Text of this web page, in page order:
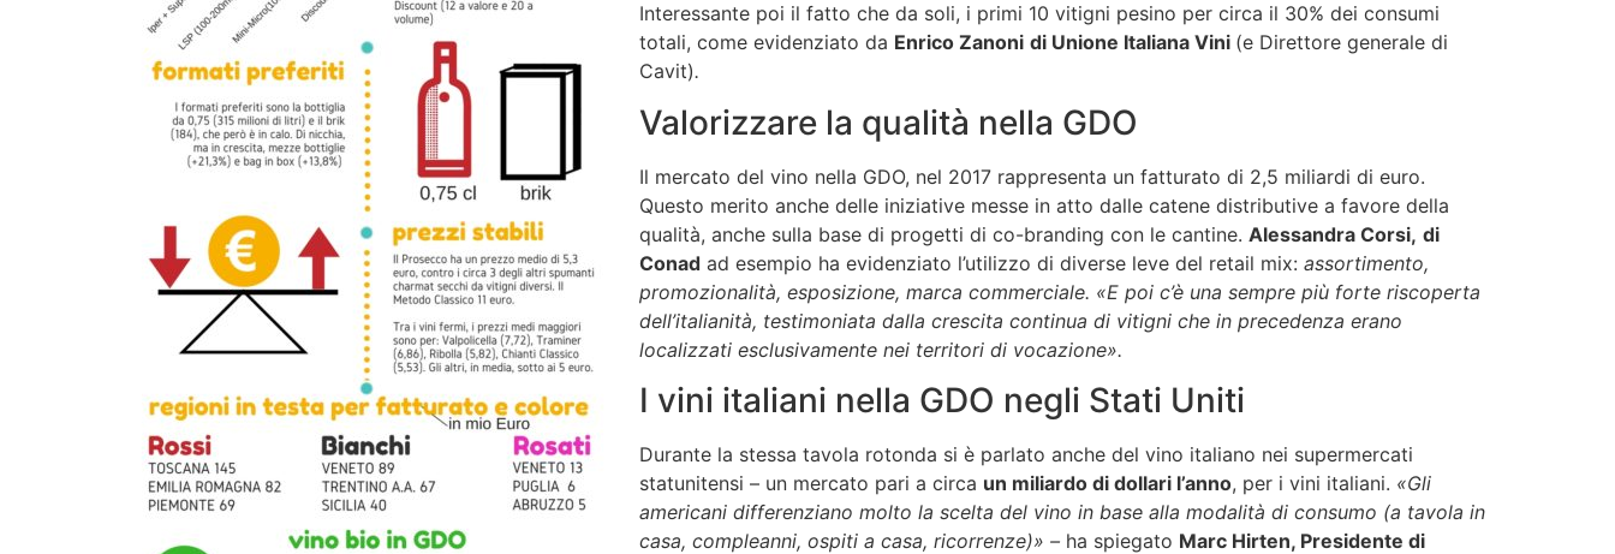
Interessante poi il fatto che da soli, i primi 10 vitigni pesino per circa il 30% dei consumi
totali, come evidenziato da Enrico Zanoni di Unione Italiana Vini (e Direttore generale di
Cavit).
Valorizzare la qualità nella GDO
Il mercato del vino nella GDO, nel 2017 rappresenta un fatturato di 2,5 miliardi di euro.
Questo merito anche delle iniziative messe in atto dalle catene distributive a favore della
qualità, anche sulla base di progetti di co-branding con le cantine. Alessandra Corsi, di
Conad ad esempio ha evidenziato l’utilizzo di diverse leve del retail mix: assortimento,
promozionalità, esposizione, marca commerciale. «E poi c’è una sempre più forte riscoperta
dell’italianità, testimoniata dalla crescita continua di vitigni che in precedenza erano
localizzati esclusivamente nei territori di vocazione».
I vini italiani nella GDO negli Stati Uniti
Durante la stessa tavola rotonda si è parlato anche del vino italiano nei supermercati
statunitensi – un mercato pari a circa un miliardo di dollari l’anno, per i vini italiani. «Gli
americani differenziano molto la scelta del vino in base alla modalità di consumo (a tavola in
casa, compleanni, ospiti a casa, ricorrenze)» – ha spiegato Marc Hirten, Presidente di